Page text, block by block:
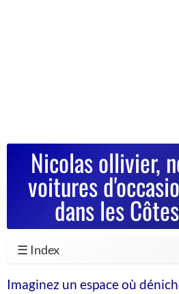
Nicolas ollivier,
voitures
dans les
☰ Index
Imaginez un espace où